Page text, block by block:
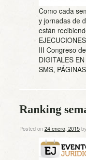
Como cada
y jornadas de
están
III Congreso
DIGITALES
SMS,
Ranking
Posted on24 enero, 2015by